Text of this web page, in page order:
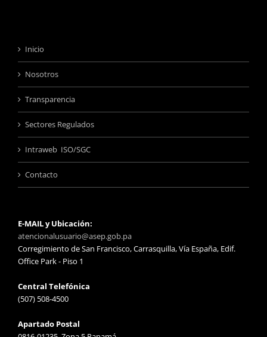
Inicio
Nosotros
Transparencia
Sectores Regulados
Intraweb ISO/SGC
Contacto
E-MAIL y Ubicación:
atencionalusuario@asep.gob.pa
Corregimiento de San Francisco, Carrasquilla, Vía España, Edif.
Office Park - Piso 1
Central Telefónica
(507) 508-4500
Apartado Postal